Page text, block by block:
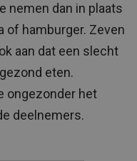
nemen dan in plaats
of hamburger. Zeven
aan dat een slecht
eten.
ongezonder het
deelnemers.